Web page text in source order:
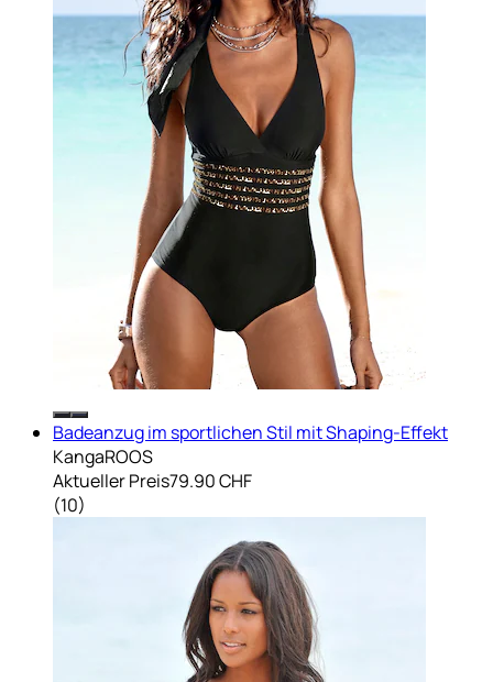
Badeanzug im sportlichen Stil mit Shaping-Effekt
KangaROOS
Aktueller Preis79.90 CHF
(10)